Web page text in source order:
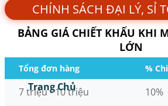
Trang Chủ
CHÍNH SÁCH ĐẠI LÝ, SỈ
BẢNG GIÁ CHIẾT KHẤU KHI
LỚN
Tổng đơn hàng %
7 triệu - 10 triệu 10%